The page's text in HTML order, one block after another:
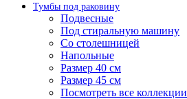
Тумбы под раковину
Подвесные
Под стиральную машину
Со столешницей
Напольные
Размер 40 см
Размер 45 см
Посмотреть все коллекции